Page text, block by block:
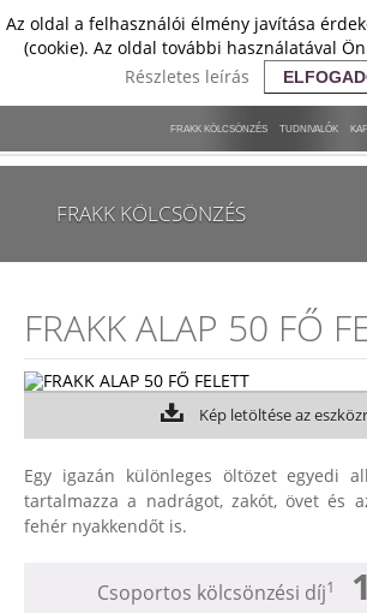
Az oldal a felhasználói élmény javítása
(cookie). Az oldal további használatával
Részletes leírás
TUDNIVALÓK
FRAKK KÖLCSÖNZÉS
FRAKK KÖLCSÖNZÉS
FRAKK ALAP 50 FŐ
Kép letöltése az
Egy igazán különleges öltözet egyedi
tartalmazza a nadrágot, zakót, övet és
fehér nyakkendőt is.
Csoportos kölcsönzési díj1